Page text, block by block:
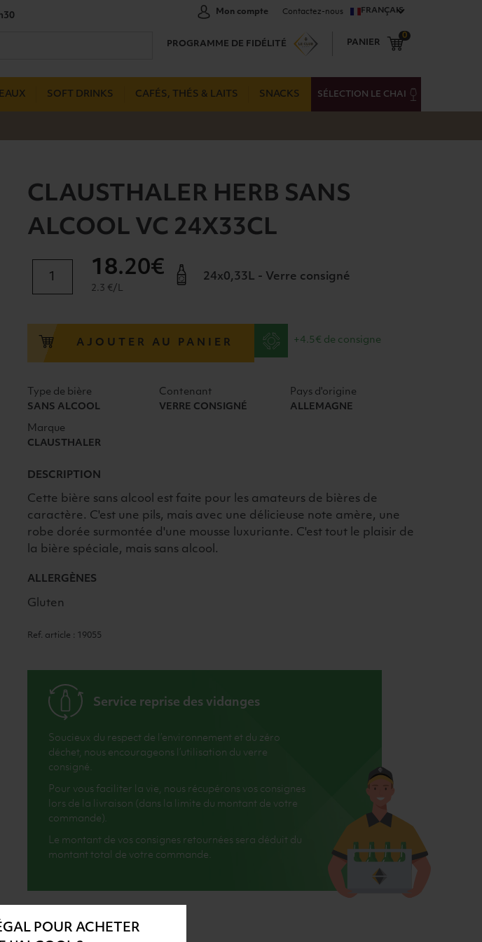
POUR ACHETER
Mon compte Contactez-nous FRANÇAIS
PROGRAMME DE FIDÉLITÉ PANIER
0
EAUX SOFT DRINKS CAFÉS, THÉS & LAITS SNACKS SÉLECTION LE CHAI
CLAUSTHALER HERB SANS
ALCOOL VC 24X33CL
SANS
ALCOOL
24X33CL
18.20€
2.3 €/L
24x0,33L - Verre consigné
AJOUTER AU PANIER +4.5€ de consigne
Type de bière
SANS ALCOOL
Contenant
VERRE CONSIGNÉ
Pays d'origine
ALLEMAGNE
Marque
CLAUSTHALER
DESCRIPTION
Cette bière sans alcool est faite pour les amateurs de bières de
caractère. C'est une pils, mais avec une délicieuse note amère, une
robe dorée surmontée d'une mousse luxuriante. C'est tout le plaisir de
la bière spéciale, mais sans alcool.
ALLERGÈNES
Gluten
Ref. article : 19055
Service reprise des vidanges
Soucieux du respect de l’environnement et du zéro
déchet, nous encourageons l’utilisation du verre
consigné.
Pour vous faciliter la vie, nous récupérons vos consignes
lors de la livraison (dans la limite du montant de votre
commande).
Le montant de vos consignes retournées sera déduit du
montant total de votre commande.